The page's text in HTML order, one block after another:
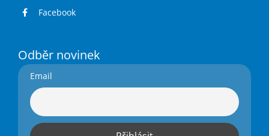
Facebook
Odběr novinek
Email